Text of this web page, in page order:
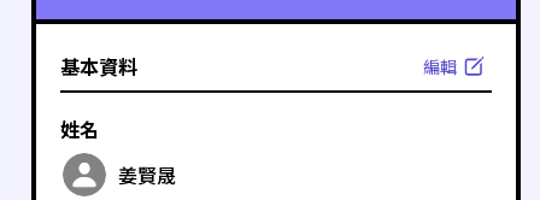
基本資料 編輯
姓名
姜賢晟